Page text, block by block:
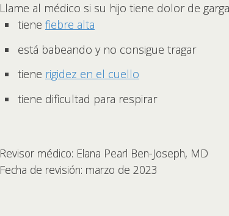
Llame al médico si su hijo tiene dolor de
tiene fiebre alta
está babeando y no consigue tragar
tiene rigidez en el cuello
tiene dificultad para respirar
Revisor médico: Elana Pearl Ben-Joseph, MD
Fecha de revisión: marzo de 2023